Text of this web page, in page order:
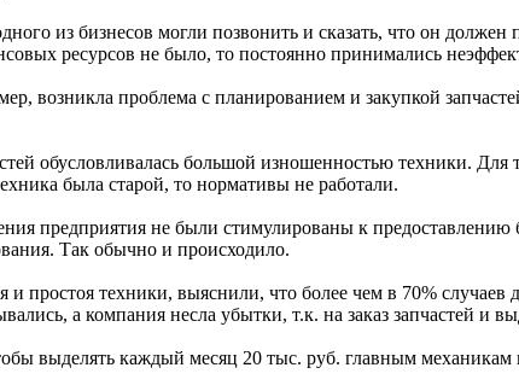
из бизнесов могли позвонить и сказать, что он
ресурсов не было, то постоянно принимались
возникла проблема с планированием и закупкой
обусловливалась большой изношенностью техники.
была старой, то нормативы не работали.
предприятия не были стимулированы к
Так обычно и происходило.
и простоя техники, выяснили, что более чем в 70%
а компания несла убытки, т.к. на заказ запчастей и
выделять каждый месяц 20 тыс. руб. главным